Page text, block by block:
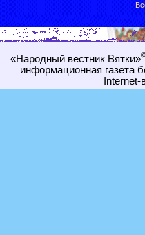
«Народный вестник Вятки»
информационная газета
Internet-